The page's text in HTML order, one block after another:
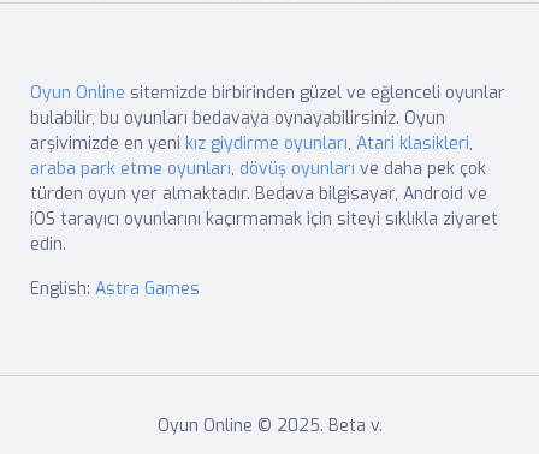
Oyun Online sitemizde birbirinden güzel ve eğlenceli oyunlar
bulabilir, bu oyunları bedavaya oynayabilirsiniz. Oyun
arşivimizde en yeni kız giydirme oyunları, Atari klasikleri,
araba park etme oyunları, dövüş oyunları ve daha pek çok
türden oyun yer almaktadır. Bedava bilgisayar, Android ve
iOS tarayıcı oyunlarını kaçırmamak için siteyi sıklıkla ziyaret
edin.
English: Astra Games
Oyun Online © 2025. Beta v.